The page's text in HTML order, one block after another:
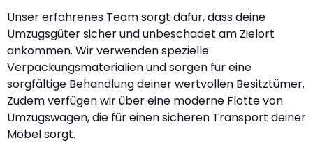
Unser erfahrenes Team sorgt dafür, dass deine
Umzugsgüter sicher und unbeschadet am Zielort
ankommen. Wir verwenden spezielle
Verpackungsmaterialien und sorgen für eine
sorgfältige Behandlung deiner wertvollen Besitztümer.
Zudem verfügen wir über eine moderne Flotte von
Umzugswagen, die für einen sicheren Transport deiner
Möbel sorgt.